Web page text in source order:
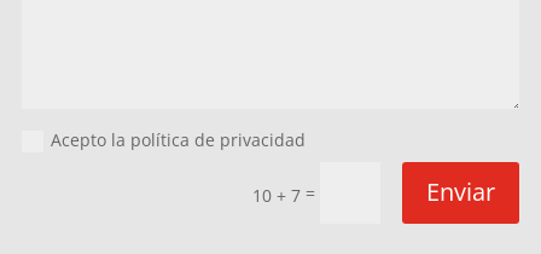
Acepto la política de privacidad
10 + 7 = Enviar